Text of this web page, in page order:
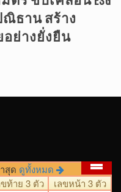
ปณิธาน สร้าง
ย่างยั่งยืน